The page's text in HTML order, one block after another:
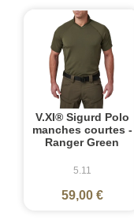
V.XI® Sigurd Polo
manches courtes -
Ranger Green
5.11
59,00 €